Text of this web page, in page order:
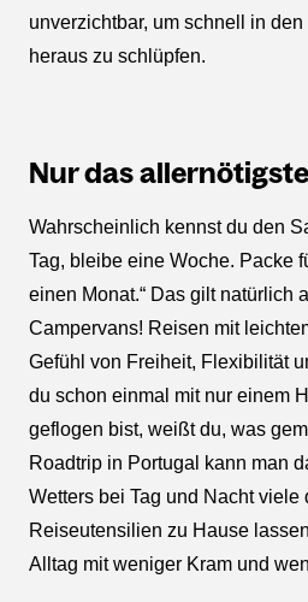
unverzichtbar, um schnell in
heraus zu schlüpfen.
Nur das
Wahrscheinlich kennst du den
Tag, bleibe eine Woche. Packe
einen Monat.“ Das gilt natürlich
Campervans! Reisen mit
Gefühl von Freiheit, Flexibilität
du schon einmal mit nur einem
geflogen bist, weißt du, was
Roadtrip in Portugal kann man
Wetters bei Tag und Nacht viele
Reiseutensilien zu Hause
Alltag mit weniger Kram und